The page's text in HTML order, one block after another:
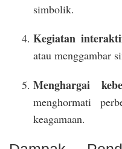
simbolik.
Kegiatan
atau menggambar
Menghargai
menghormati
keagamaan.